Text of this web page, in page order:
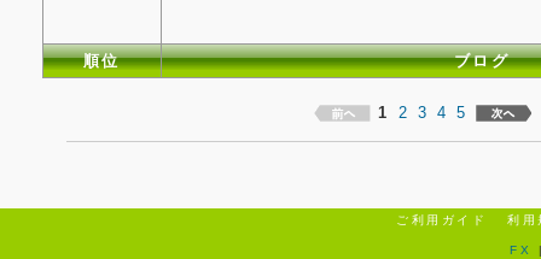
順位 ブログ
1 2 3 4 5
ご利用ガイド 利用
FX